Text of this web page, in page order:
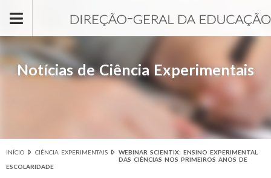
Notícias de Ciência Experimentais
Está aqui
INÍCIO CIÊNCIA EXPERIMENTAIS
WEBINAR SCIENTIX: ENSINO EXPERIMENTAL
DAS CIÊNCIAS NOS PRIMEIROS ANOS DE
ESCOLARIDADE